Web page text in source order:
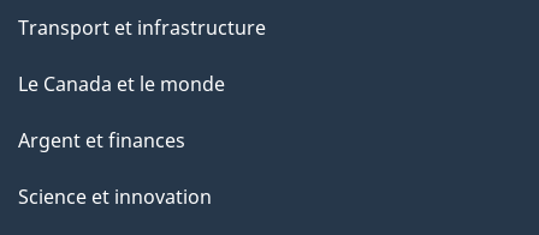
Transport et infrastructure
Le Canada et le monde
Argent et finances
Science et innovation